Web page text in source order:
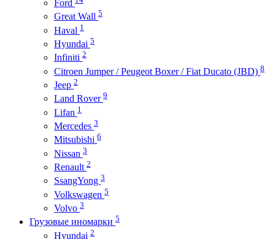
Ford
Great Wall 5
Haval 1
Hyundai 5
Infiniti 2
Citroen Jumper / Peugeot Boxer / Fiat Ducato (JBD) 8
Jeep 2
Land Rover 9
Lifan 1
Mercedes 3
Mitsubishi 6
Nissan 3
Renault 2
SsangYong 3
Volkswagen 5
Volvo 3
Грузовые иномарки 5
Hyundai 2